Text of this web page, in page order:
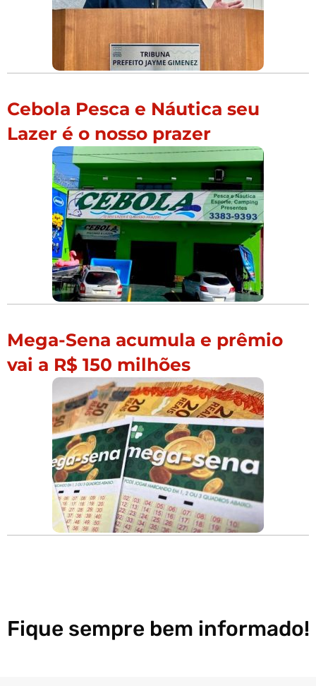
Cebola Pesca e Náutica seu
Lazer é o nosso prazer
Mega-Sena acumula e prêmio
vai a R$ 150 milhões
Fique sempre bem informado!